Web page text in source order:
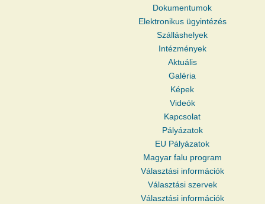
Dokumentumok
Elektronikus ügyintézés
Szálláshelyek
Intézmények
Aktuális
Galéria
Képek
Videók
Kapcsolat
Pályázatok
EU Pályázatok
Magyar falu program
Választási információk
Választási szervek
Választási információk